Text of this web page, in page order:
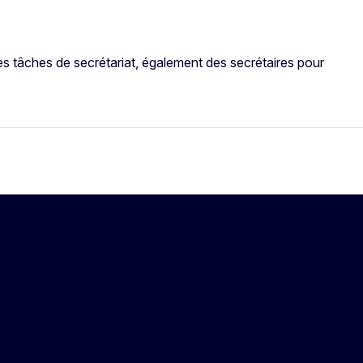
tâches de secrétariat, également des secrétaires pour